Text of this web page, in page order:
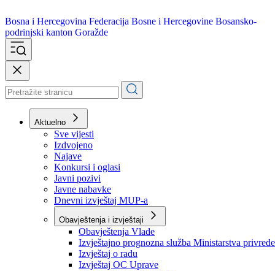
Bosna i Hercegovina
podrinjski kanton Goražde
Aktuelno
Sve vijesti
Izdvojeno
Najave
Konkursi i oglasi
Javni pozivi
Javne nabavke
Dnevni izvještaj MUP-a
Obavještenja i izvještaji
Obavještenja Vlade